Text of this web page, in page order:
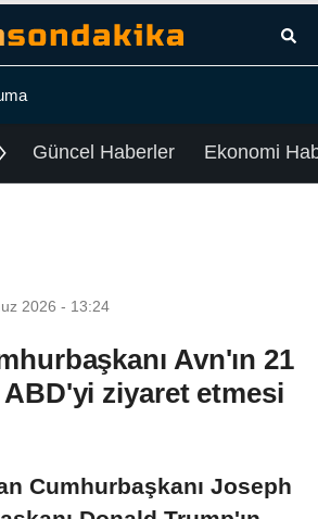
Güncel Haberler Ekonomi
2026 - 13:24
Avn'ın 21
ziyaret etmesi
Cumhurbaşkanı Joseph